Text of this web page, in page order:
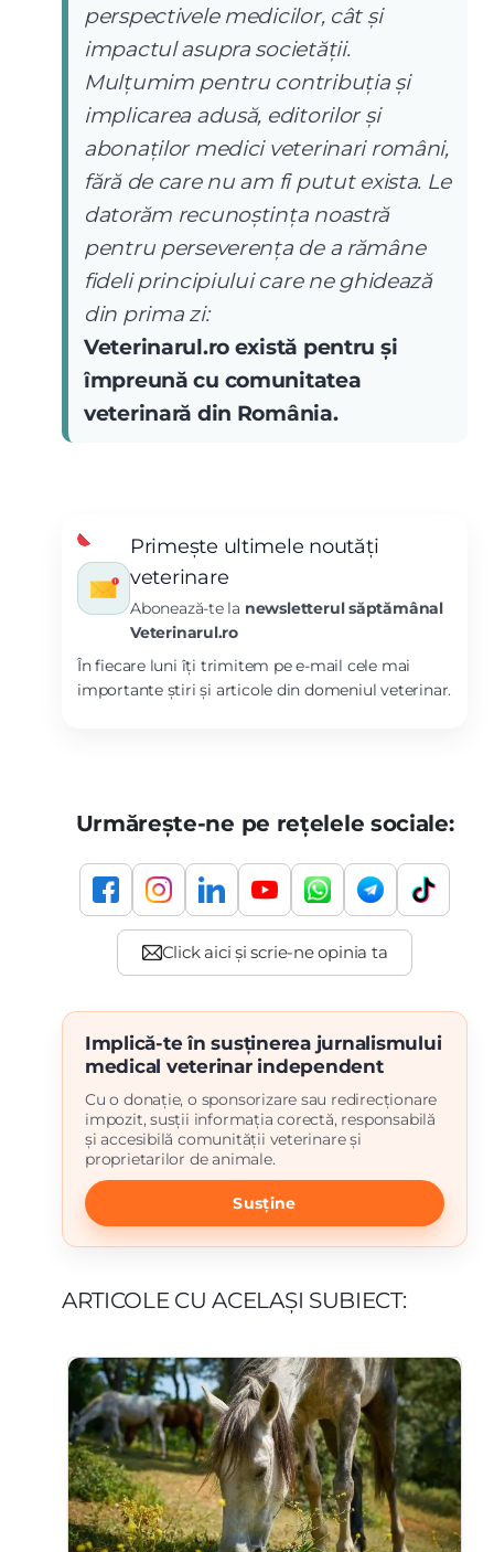
perspectivele medicilor, cât și
impactul asupra societății.
Mulțumim pentru contribuția și
implicarea adusă, editorilor și
abonaților medici veterinari români,
fără de care nu am fi putut exista. Le
datorăm recunoștința noastră
pentru perseverența de a rămâne
fideli principiului care ne ghidează
din prima zi:
Veterinarul.ro există pentru și
împreună cu comunitatea
veterinară din România.
Primește ultimele noutăți
veterinare
Abonează-te la newsletterul săptămânal
Veterinarul.ro
În fiecare luni îți trimitem pe e-mail cele mai
importante știri și articole din domeniul veterinar.
Urmărește-ne pe rețelele sociale:
Implică-te în susținerea jurnalismului
medical veterinar independent
Cu o donație, o sponsorizare sau redirecționare
impozit, susții informația corectă, responsabilă
și accesibilă comunității veterinare și
proprietarilor de animale.
Susține
ARTICOLE CU ACELAȘI SUBIECT: